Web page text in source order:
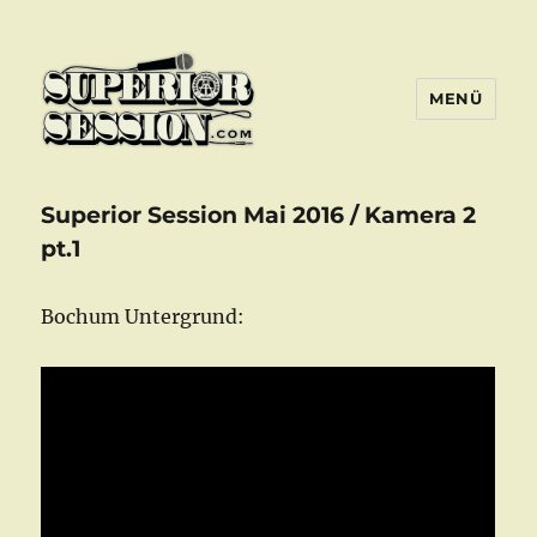
MENÜ
Superior Session Mai 2016 / Kamera 2
pt.1
Bochum Untergrund: